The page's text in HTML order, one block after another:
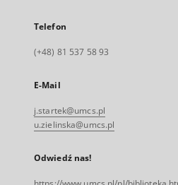
Telefon
(+48) 81 537 58 93
E-Mail
j.startek@umcs.pl
u.zielinska@umcs.pl
Odwiedź nas!